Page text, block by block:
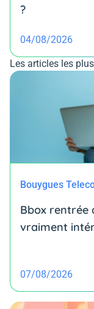
?
04/08/2026
Les articles les
Bouygues
Bbox rentrée
vraiment
07/08/2026